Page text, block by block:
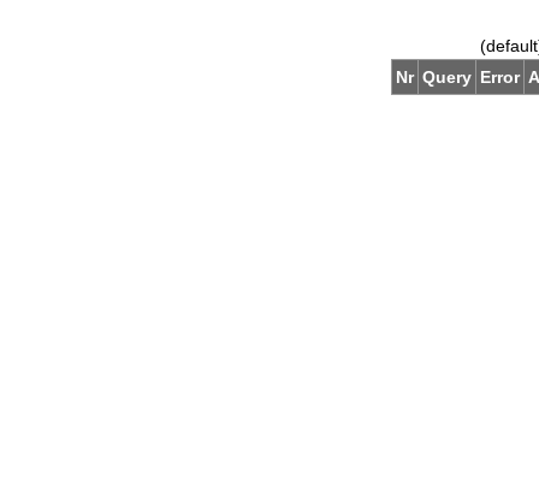
Nr Query Error